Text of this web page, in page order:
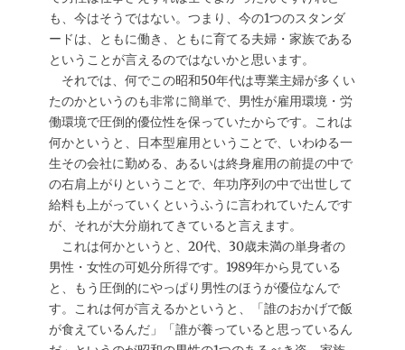
も、今はそうではない。つまり、今の1つのスタンダ
ードは、ともに働き、ともに育てる夫婦・家族である
ということが言えるのではないかと思います。
それでは、何でこの昭和50年代は専業主婦が多くい
たのかというのも非常に簡単で、男性が雇用環境・労
働環境で圧倒的優位性を保っていたからです。これは
何かというと、日本型雇用ということで、いわゆる一
生その会社に勤める、あるいは終身雇用の前提の中で
の右肩上がりということで、年功序列の中で出世して
給料も上がっていくというふうに言われていたんです
が、それが大分崩れてきていると言えます。
これは何かというと、20代、30歳未満の単身者の
男性・女性の可処分所得です。1989年から見ている
と、もう圧倒的にやっぱり男性のほうが優位なんで
す。これは何が言えるかというと、「誰のおかげで飯
が食えているんだ」「誰が養っていると思っているん